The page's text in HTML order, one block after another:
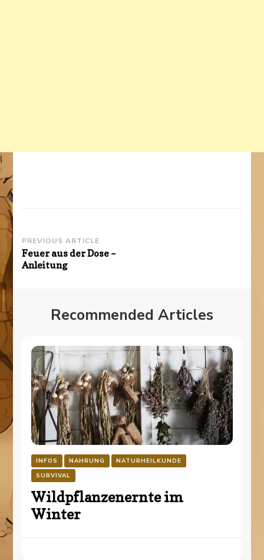
Post
Navigation
PREVIOUS ARTICLE
Feuer aus der Dose –
Anleitung
Recommended Articles
INFOS NAHRUNG
NATURHEILKUNDE
SURVIVAL
Wildpflanzenernte im
Winter